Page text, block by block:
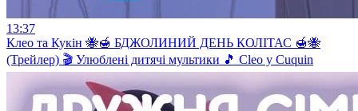
13:37
Клео та Кукiн 🐝🍯 БДЖОЛИНИЙ ДЕНЬ КОЛІТАС 🍯🐝
(Трейлер) 🎬 Улюблені дитячі мультики 🎵 Cleo y Cuquin